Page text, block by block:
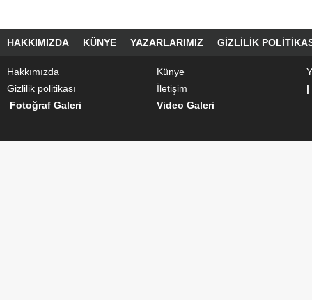
HAKKIMIZDA KÜNYE YAZARLARIMIZ GIZLILIK
Hakkımızda Künye
Gizlilik politikası
İletişim
|
Fotoğraf Galeri
Video Galeri